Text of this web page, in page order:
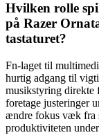
Hvilken rolle
på Razer
tastaturet?
Fn-laget til
hurtig adgang til
musikstyring direkte
foretage justeringer
ændre fokus væk fra
produktiviteten